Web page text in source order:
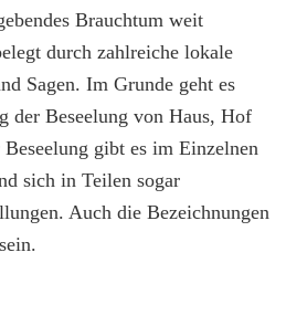
Brauchtum weit
durch zahlreiche lokale
Sagen. Im Grunde geht es
der Beseelung von Haus, Hof
gibt es im Einzelnen
sich in Teilen sogar
Auch die Bezeichnungen